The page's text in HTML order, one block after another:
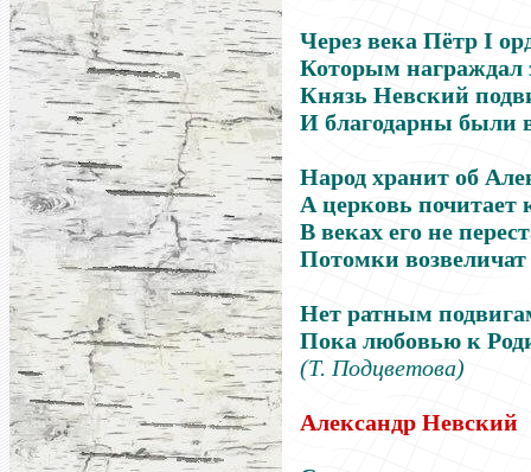
Через века Пётр I
Которым награждал
Князь Невский
И благодарны были
Народ хранит об
А церковь почитает
В веках его не
Потомки возвеличат
Нет ратным
Пока любовью к
(Т. Подцветова)
Александр Невский